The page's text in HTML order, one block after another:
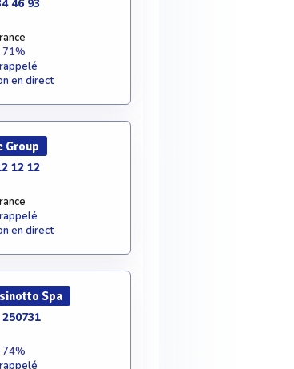
46 93
71%
en direct
Group
12 12
en direct
Spa
74%